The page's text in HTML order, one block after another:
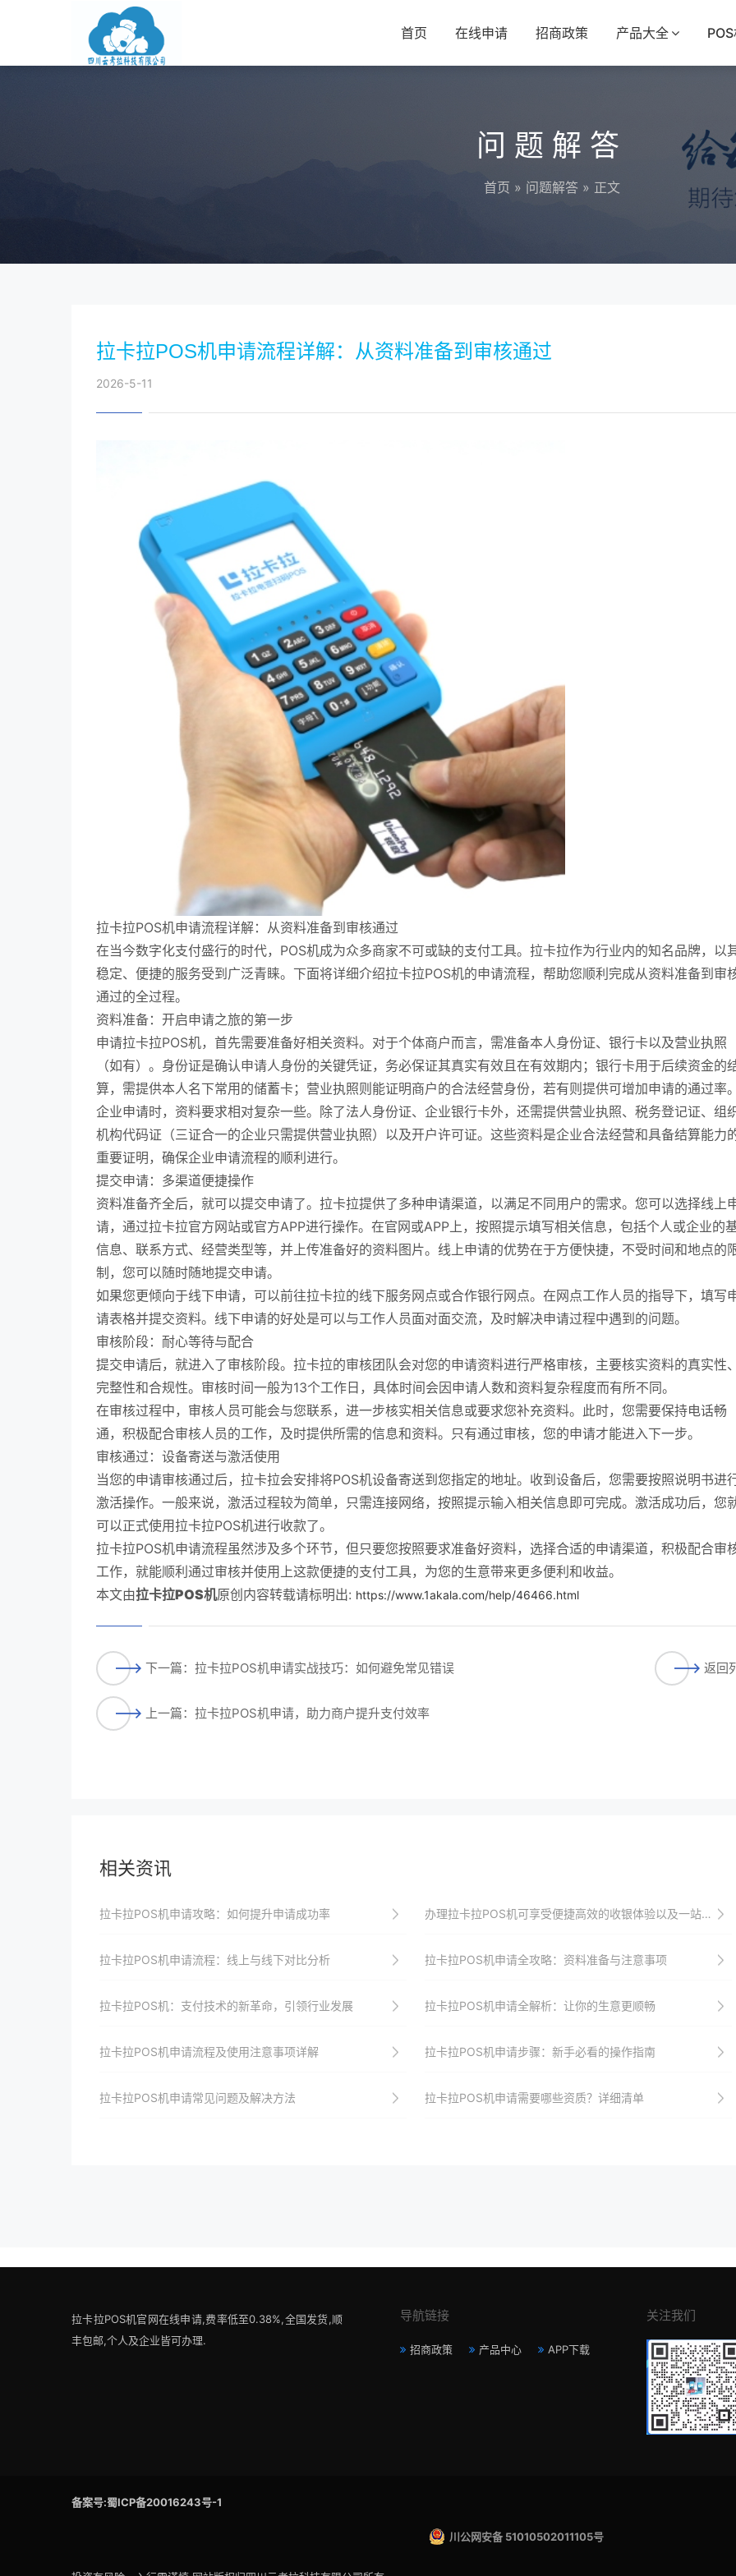
首页 在线申请 招商政策 产品大全
问题解答
首页 » 问题解答 » 正文
拉卡拉POS机申请流程详解：从资料准备到审核通过
2026-5-11
拉卡拉POS机申请流程详解：从资料准备到审核通过
在当今数字化支付盛行的时代，POS机成为众多商家不可或缺的支付工具。拉卡拉作为行业内的知名品牌，以
稳定、便捷的服务受到广泛青睐。下面将详细介绍拉卡拉POS机的申请流程，帮助您顺利完成从资料准备到审
通过的全过程。
资料准备：开启申请之旅的第一步
申请拉卡拉POS机，首先需要准备好相关资料。对于个体商户而言，需准备本人身份证、银行卡以及营业执照
（如有）。身份证是确认申请人身份的关键凭证，务必保证其真实有效且在有效期内；银行卡用于后续资金的
算，需提供本人名下常用的储蓄卡；营业执照则能证明商户的合法经营身份，若有则提供可增加申请的通过率。
企业申请时，资料要求相对复杂一些。除了法人身份证、企业银行卡外，还需提供营业执照、税务登记证、组
机构代码证（三证合一的企业只需提供营业执照）以及开户许可证。这些资料是企业合法经营和具备结算能力
重要证明，确保企业申请流程的顺利进行。
提交申请：多渠道便捷操作
资料准备齐全后，就可以提交申请了。拉卡拉提供了多种申请渠道，以满足不同用户的需求。您可以选择线上
请，通过拉卡拉官方网站或官方APP进行操作。在官网或APP上，按照提示填写相关信息，包括个人或企业的
信息、联系方式、经营类型等，并上传准备好的资料图片。线上申请的优势在于方便快捷，不受时间和地点的
制，您可以随时随地提交申请。
如果您更倾向于线下申请，可以前往拉卡拉的线下服务网点或合作银行网点。在网点工作人员的指导下，填写
请表格并提交资料。线下申请的好处是可以与工作人员面对面交流，及时解决申请过程中遇到的问题。
审核阶段：耐心等待与配合
提交申请后，就进入了审核阶段。拉卡拉的审核团队会对您的申请资料进行严格审核，主要核实资料的真实性、
完整性和合规性。审核时间一般为13个工作日，具体时间会因申请人数和资料复杂程度而有所不同。
在审核过程中，审核人员可能会与您联系，进一步核实相关信息或要求您补充资料。此时，您需要保持电话畅
通，积极配合审核人员的工作，及时提供所需的信息和资料。只有通过审核，您的申请才能进入下一步。
审核通过：设备寄送与激活使用
当您的申请审核通过后，拉卡拉会安排将POS机设备寄送到您指定的地址。收到设备后，您需要按照说明书进
激活操作。一般来说，激活过程较为简单，只需连接网络，按照提示输入相关信息即可完成。激活成功后，您
可以正式使用拉卡拉POS机进行收款了。
拉卡拉POS机申请流程虽然涉及多个环节，但只要您按照要求准备好资料，选择合适的申请渠道，积极配合审
工作，就能顺利通过审核并使用上这款便捷的支付工具，为您的生意带来更多便利和收益。
本文由拉卡拉POS机原创内容转载请标明出: https://www.1akala.com/help/46466.html
下一篇：拉卡拉POS机申请实战技巧：如何避免常见错误
上一篇：拉卡拉POS机申请，助力商户提升支付效率
返回
相关资讯
拉卡拉POS机申请攻略：如何提升申请成功率 办理拉卡拉POS机可享受便捷高效的收银体验以及一站式解决方案和优惠政策以满足商家个性化需求并提升店铺竞争力
拉卡拉POS机申请流程：线上与线下对比分析 拉卡拉POS机申请全攻略：资料准备与注意事项
拉卡拉POS机：支付技术的新革命，引领行业发展 拉卡拉POS机申请全解析：让你的生意更顺畅
拉卡拉POS机申请流程及使用注意事项详解 拉卡拉POS机申请步骤：新手必看的操作指南
拉卡拉POS机申请常见问题及解决方法 拉卡拉POS机申请需要哪些资质？详细清单
拉卡拉POS机官网在线申请,费率低至0.38%,全国发货,顺
丰包邮,个人及企业皆可办理.
导航链接
招商政策 产品中心 APP下载
关注我们
备案号:蜀ICP备20016243号-1
川公网安备 51010502011105号